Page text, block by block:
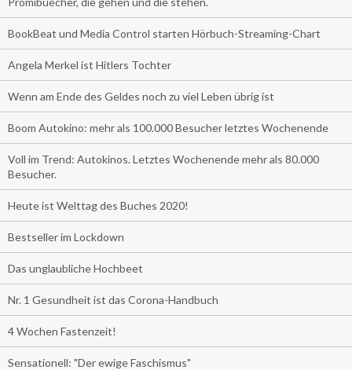
BookBeat und Media Control starten Hörbuch-Streaming-Chart
Angela Merkel ist Hitlers Tochter
Wenn am Ende des Geldes noch zu viel Leben übrig ist
Boom Autokino: mehr als 100.000 Besucher letztes Wochenende
Voll im Trend: Autokinos. Letztes Wochenende mehr als 80.000
Besucher.
Heute ist Welttag des Buches 2020!
Bestseller im Lockdown
Das unglaubliche Hochbeet
Nr. 1 Gesundheit ist das Corona-Handbuch
4 Wochen Fastenzeit!
Sensationell: "Der ewige Faschismus"